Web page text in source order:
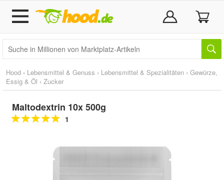
Hood › Lebensmittel & Genuss › Lebensmittel & Spezialitäten › Gewürze,
Essig & Öl › Zucker
Maltodextrin 10x 500g
1